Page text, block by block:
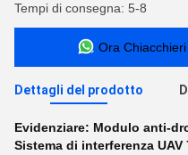
Tempi di consegna: 5-8
Ora Chiacchieri
Dettagli del prodotto
Evidenziare: Modulo anti-
Sistema di interferenza UAV